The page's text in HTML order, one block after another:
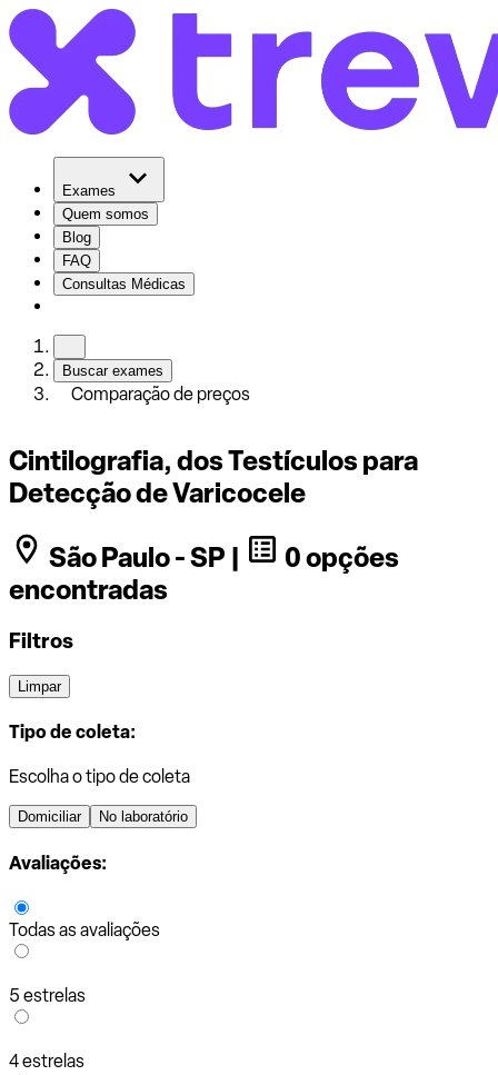
Exames
Quem somos
Blog
FAQ
Consultas Médicas
Buscar exames
Comparação de preços
Cintilografia, dos Testículos para
Detecção de Varicocele
São Paulo - SP |
0 opções
encontradas
Filtros
Limpar
Tipo de coleta:
Escolha o tipo de coleta
Domiciliar No laboratório
Avaliações:
Todas as avaliações
5 estrelas
4 estrelas